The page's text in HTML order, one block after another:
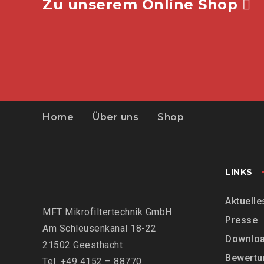
Zu unserem Online Shop
Home Über uns Shop
MFT Mikrofiltertechnik GmbH
Am Schleusenkanal 18-22
21502 Geesthacht
Tel. +49 4152 – 88770
LINKS
Presse